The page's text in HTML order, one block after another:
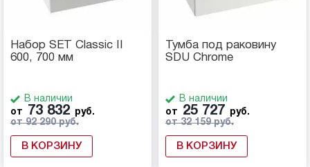
Набор SET Classic II
600, 700 мм
В наличии
от
73 832
руб.
от 92 290 руб.
В КОРЗИНУ
Тумба под раковину
SDU Chrome
В наличии
от
25 727
руб.
от 32 159 руб.
В КОРЗИНУ